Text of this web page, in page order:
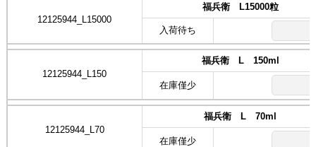
12125944_L15000
福兵衛 L15000粒
入荷待ち
12125944_L150
福兵衛 L 150ml
在庫僅少
12125944_L70
福兵衛 L 70ml
在庫僅少